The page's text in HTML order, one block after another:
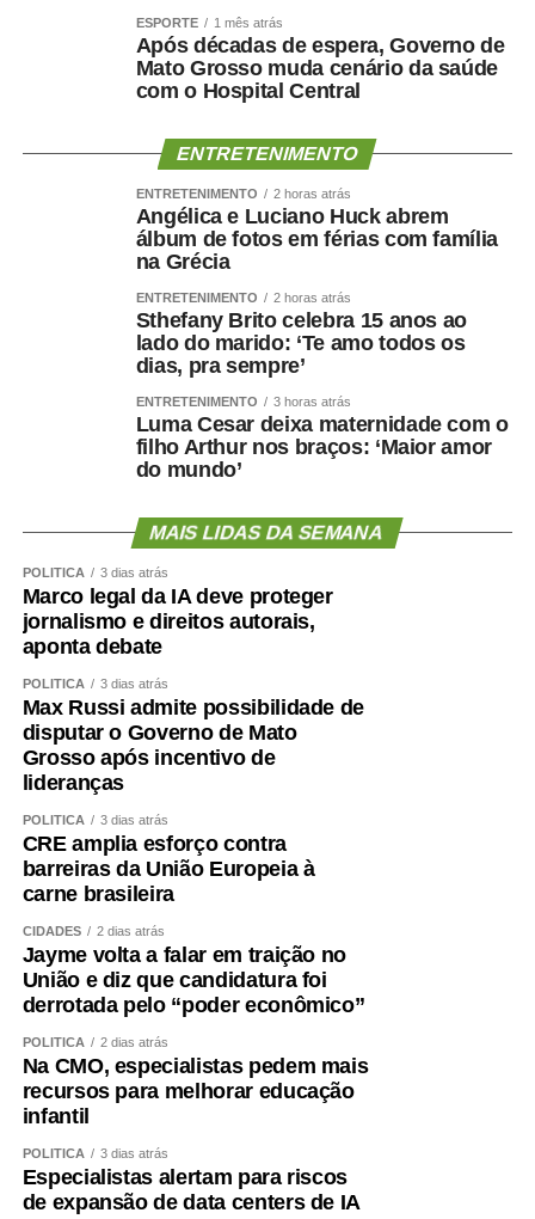
ESPORTE 1 mês atrás
Após décadas de espera, Governo de
Mato Grosso muda cenário da saúde
com o Hospital Central
ENTRETENIMENTO
ENTRETENIMENTO 2 horas atrás
Angélica e Luciano Huck abrem
álbum de fotos em férias com família
na Grécia
ENTRETENIMENTO 2 horas atrás
Sthefany Brito celebra 15 anos ao
lado do marido: ‘Te amo todos os
dias, pra sempre’
ENTRETENIMENTO 3 horas atrás
Luma Cesar deixa maternidade com o
filho Arthur nos braços: ‘Maior amor
do mundo’
MAIS LIDAS DA SEMANA
POLÍTICA 3 dias atrás
Marco legal da IA deve proteger
jornalismo e direitos autorais,
aponta debate
POLÍTICA 3 dias atrás
Max Russi admite possibilidade de
disputar o Governo de Mato
Grosso após incentivo de
lideranças
POLÍTICA 3 dias atrás
CRE amplia esforço contra
barreiras da União Europeia à
carne brasileira
CIDADES 2 dias atrás
Jayme volta a falar em traição no
União e diz que candidatura foi
derrotada pelo “poder econômico”
POLÍTICA 2 dias atrás
Na CMO, especialistas pedem mais
recursos para melhorar educação
infantil
POLÍTICA 3 dias atrás
Especialistas alertam para riscos
de expansão de data centers de IA